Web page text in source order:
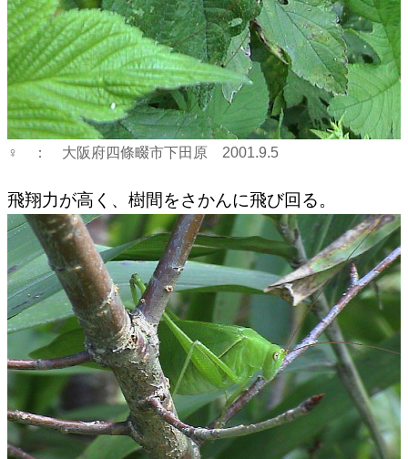
♀ ： 大阪府四條畷市下田原 2001.9.5
飛翔力が高く、樹間をさかんに飛び回る。